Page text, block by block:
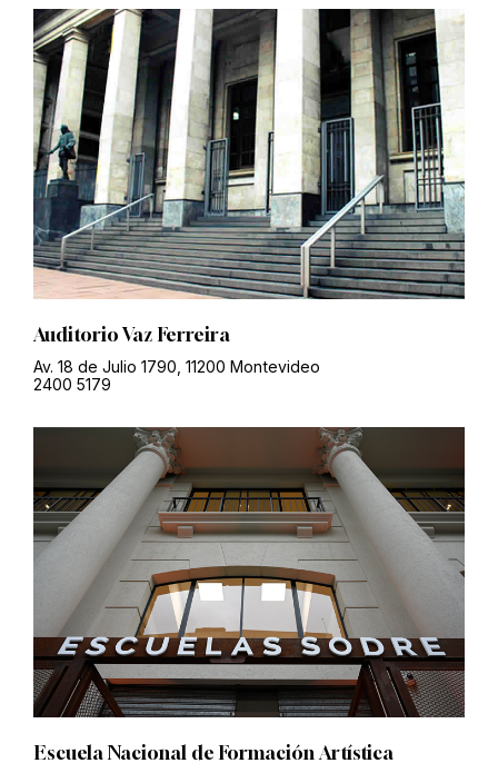
Auditorio Vaz Ferreira
Av. 18 de Julio 1790, 11200 Montevideo
2400 5179
Escuela Nacional de Formación Artística